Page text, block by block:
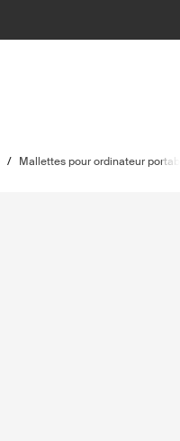
/ Mallettes pour ordinateur